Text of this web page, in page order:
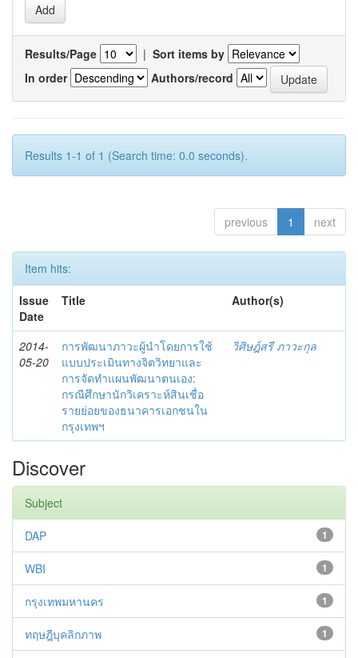
Results/Page | Sort items by
In order
Authors/record
Results 1-1 of 1 (Search time: 0.0 seconds).
previous 1 next
Item hits:
Issue
Date
Title Author(s)
2014-
05-20
การพัฒนาภาวะผู้นำโดยการใช้
แบบประเมินทางจิตวิทยาและ
การจัดทำแผนพัฒนาตนเอง:
กรณีศึกษานักวิเคราะห์สินเชื่อ
รายย่อยของธนาคารเอกชนใน
กรุงเทพฯ
วิศิษฎ์สรี ภาวะกุล
Discover
Subject
1
DAP
1
WBI
1
กรุงเทพมหานคร
1
ทฤษฎีบุคลิกภาพ